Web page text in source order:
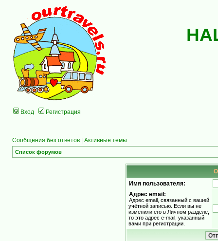
Вход Регистрация
Сообщения без ответов | Активные темы
Список форумов
Имя пользователя:
Адрес email:
Адрес email, связанный с вашей
учётной записью. Если вы не
изменили его в Личном разделе,
то это адрес e-mail, указанный
вами при регистрации.